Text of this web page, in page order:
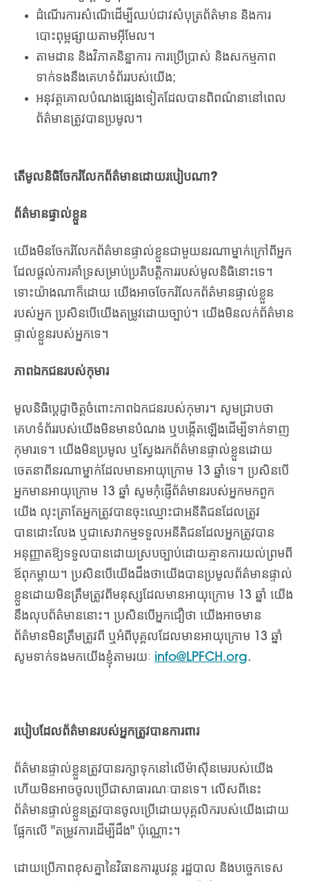
ដំណើរការសំណើដើម្បីឈប់ជាវសំបុត្រព័ត៌មាន និងការ
បោះពុម្ពផ្សាយតាមអ៊ីមែល។
តាមដាន និងវិភាគនិន្នាការ ការប្រើប្រាស់ និងសកម្មភាព
ទាក់ទងនឹងគេហទំព័ររបស់យើង;
អនុវត្តគោលបំណងផ្សេងទៀតដែលបានពិពណ៌នានៅពេល
ព័ត៌មានត្រូវបានប្រមូល។
តើមូលនិធិចែករំលែកព័ត៌មានដោយរបៀបណា?
ព័ត៌មានផ្ទាល់ខ្លួន
យើងមិនចែករំលែកព័ត៌មានផ្ទាល់ខ្លួនជាមួយនរណាម្នាក់ក្រៅពីអ្នក
ដែលផ្តល់ការគាំទ្រសម្រាប់ប្រតិបត្តិការរបស់មូលនិធិនោះទេ។
ទោះយ៉ាងណាក៏ដោយ យើងអាចចែករំលែកព័ត៌មានផ្ទាល់ខ្លួន
របស់អ្នក ប្រសិនបើយើងតម្រូវដោយច្បាប់។ យើងមិនលក់ព័ត៌មាន
ផ្ទាល់ខ្លួនរបស់អ្នកទេ។
ភាពឯកជនរបស់កុមារ
មូលនិធិប្តេជ្ញាចិត្តចំពោះភាពឯកជនរបស់កុមារ។ សូមជ្រាបថា
គេហទំព័ររបស់យើងមិនមានបំណង ឬបង្កើតឡើងដើម្បីទាក់ទាញ
កុមារទេ។ យើងមិនប្រមូល ឬស្វែងរកព័ត៌មានផ្ទាល់ខ្លួនដោយ
ចេតនាពីនរណាម្នាក់ដែលមានអាយុក្រោម 13 ឆ្នាំទេ។ ប្រសិនបើ
អ្នកមានអាយុក្រោម 13 ឆ្នាំ សូមកុំផ្ញើព័ត៌មានរបស់អ្នកមកពួក
យើង លុះត្រាតែអ្នកត្រូវបានចុះឈ្មោះជាអនីតិជនដែលត្រូវ
បានដោះលែង ឬជាសេវាកម្មទទួលអនីតិជនដែលអ្នកត្រូវបាន
អនុញ្ញាតឱ្យទទួលបានដោយស្របច្បាប់ដោយគ្មានការយល់ព្រមពី
ឪពុកម្តាយ។ ប្រសិនបើយើងដឹងថាយើងបានប្រមូលព័ត៌មានផ្ទាល់
ខ្លួនដោយមិនត្រឹមត្រូវពីមនុស្សដែលមានអាយុក្រោម 13 ឆ្នាំ យើង
នឹងលុបព័ត៌មាននោះ។ ប្រសិនបើអ្នកជឿថា យើងអាចមាន
ព័ត៌មានមិនត្រឹមត្រូវពី ឬអំពីបុគ្គលដែលមានអាយុក្រោម 13 ឆ្នាំ
សូមទាក់ទងមកយើងខ្ញុំតាមរយៈ info@LPFCH.org.
របៀបដែលព័ត៌មានរបស់អ្នកត្រូវបានការពារ
ព័ត៌មានផ្ទាល់ខ្លួនត្រូវបានរក្សាទុកនៅលើម៉ាស៊ីនមេរបស់យើង
ហើយមិនអាចចូលប្រើជាសាធារណៈបានទេ។ លើសពីនេះ
ព័ត៌មានផ្ទាល់ខ្លួនត្រូវបានចូលប្រើដោយបុគ្គលិករបស់យើងដោយ
ផ្អែកលើ "តម្រូវការដើម្បីដឹង" ប៉ុណ្ណោះ។
ដោយប្រើភាពខុសគ្នានៃវិធានការរូបវន្ត រដ្ឋបាល និងបច្ចេកទេស